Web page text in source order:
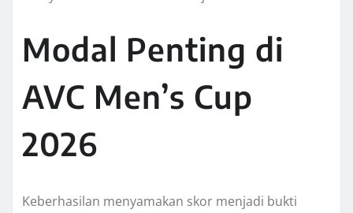
Modal Penting di
AVC Men’s Cup
2026
Keberhasilan menyamakan skor menjadi bukti